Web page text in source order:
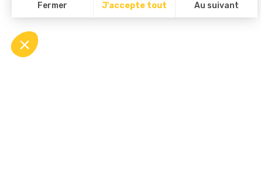
© 2026 - Standard Forms France
Fermer J'accepte tout Au suivant
Notre plateforme vous permet d'adapter et de gérer vos